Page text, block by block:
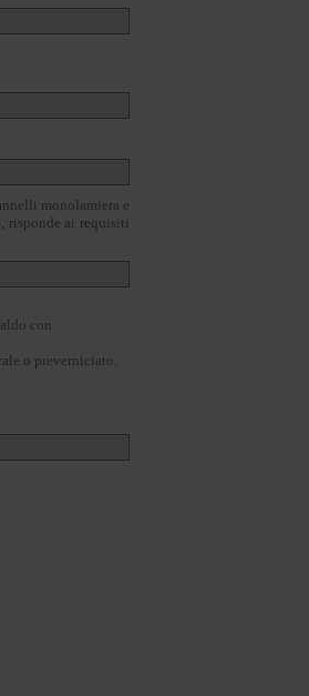
monolamiera e
, risponde ai requisiti
con
o preverniciato.